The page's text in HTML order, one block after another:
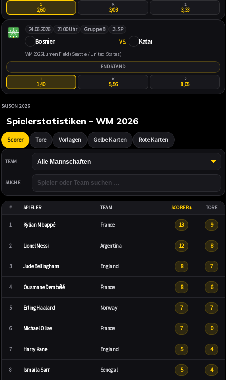
1
2,60
X
3,03
2
3,33
24.06.2026 21:00 Uhr Gruppe B 3. SP
Bosnien VS. Katar
WM 2026Lumen Field (Seattle / United States)
ENDSTAND
1
1,40
X
5,56
2
8,05
SAISON 2026
Spielerstatistiken – WM 2026
Scorer Tore Vorlagen Gelbe Karten Rote Karten
TEAM
SUCHE
# SPIELER TEAM SCORER TORE
1 Kylian Mbappé France 13 9
2 Lionel Messi Argentina 12 8
3 Jude Bellingham England 8 7
4 Ousmane Dembélé France 8 6
5 Erling Haaland Norway 7 7
6 Michael Olise France 7 0
7 Harry Kane England 5 4
8 Ismaïla Sarr Senegal 5 4